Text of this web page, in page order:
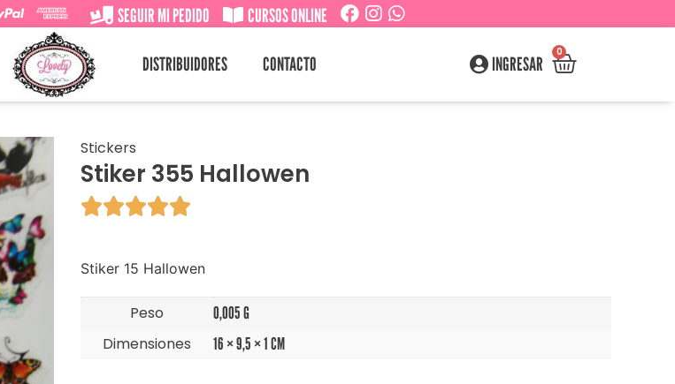
SEGUIR MI PEDIDO CURSOS ONLINE
DISTRIBUIDORES CONTACTO INGRESAR
0
Stickers
Stiker 355 Hallowen

Stiker 15 Hallowen
Peso 0,005 G
Dimensiones 16 × 9,5 × 1 CM